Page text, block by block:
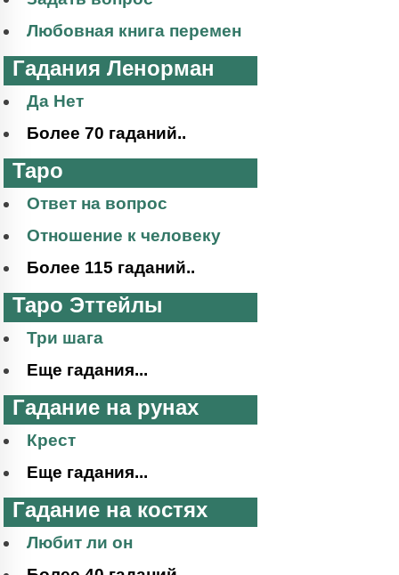
Любовная книга перемен
Гадания Ленорман
Да Нет
Более 70 гаданий..
Таро
Ответ на вопрос
Отношение к человеку
Более 115 гаданий..
Таро Эттейлы
Три шага
Еще гадания...
Гадание на рунах
Крест
Еще гадания...
Гадание на костях
Любит ли он